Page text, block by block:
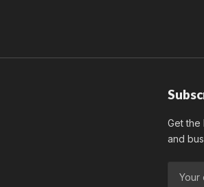
Get the
and